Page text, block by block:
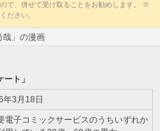
で、併せて受け取ることをお勧めします。 ※
ださい。
哉」の漫画
ト」
3月18日
電子コミックサービスのうちいずれか